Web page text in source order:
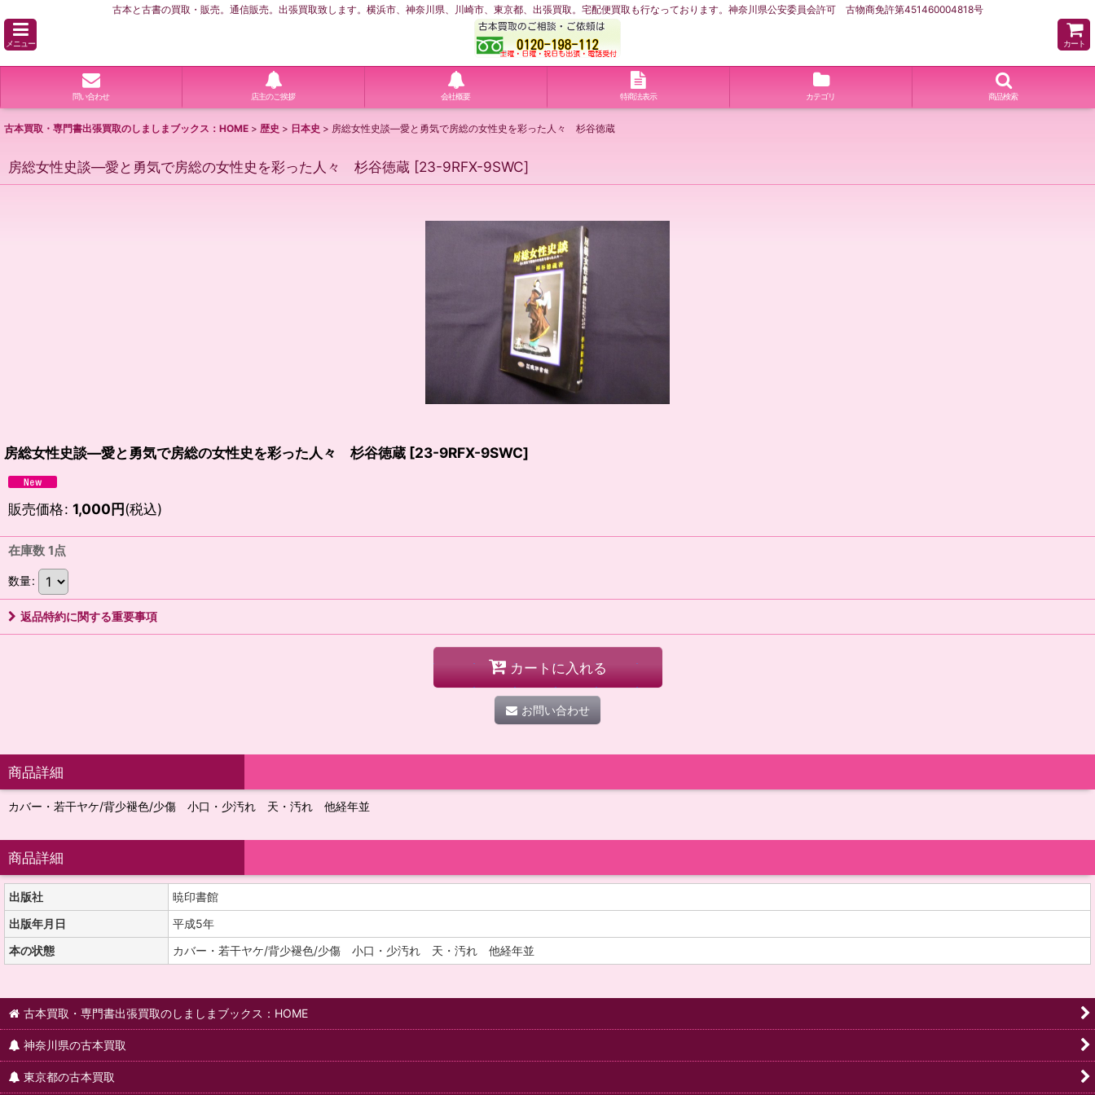
古本と古書の買取・販売。通信販売。出張買取致します。横浜市、神奈川県、川崎市、東京都、出張買取。宅配便買取も行なっております。神奈川県公安委員会許可 古物商免許第451460004818号
メニュー カート
問い合わせ 店主のご挨拶 会社概要 特商法表示 カテゴリ 商品検索
古本買取・専門書出張買取のしましまブックス：HOME > 歴史 > 日本史 > 房総女性史談―愛と勇気で房総の女性史を彩った人々 杉谷徳蔵
房総女性史談―愛と勇気で房総の女性史を彩った人々 杉谷徳蔵 [23-9RFX-9SWC]
房総女性史談―愛と勇気で房総の女性史を彩った人々 杉谷徳蔵 [23-9RFX-9SWC]
販売価格: 1,000円(税込)
在庫数 1点
数量:
返品特約に関する重要事項
カートに入れる
お問い合わせ
商品詳細
カバー・若干ヤケ/背少褪色/少傷 小口・少汚れ 天・汚れ 他経年並
商品詳細
出版社
暁印書館
出版年月日
平成5年
本の状態
カバー・若干ヤケ/背少褪色/少傷 小口・少汚れ 天・汚れ 他経年並
古本買取・専門書出張買取のしましまブックス：HOME
神奈川県の古本買取
東京都の古本買取